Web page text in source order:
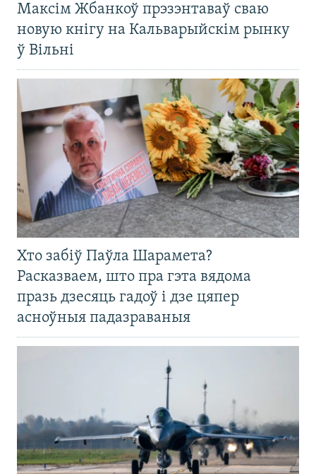
Максім Жбанкоў прэзэнтаваў сваю
новую кнігу на Кальварыйскім рынку
ў Вільні
Хто забіў Паўла Шарамета?
Расказваем, што пра гэта вядома
празь дзесяць гадоў і дзе цяпер
асноўныя падазраваныя